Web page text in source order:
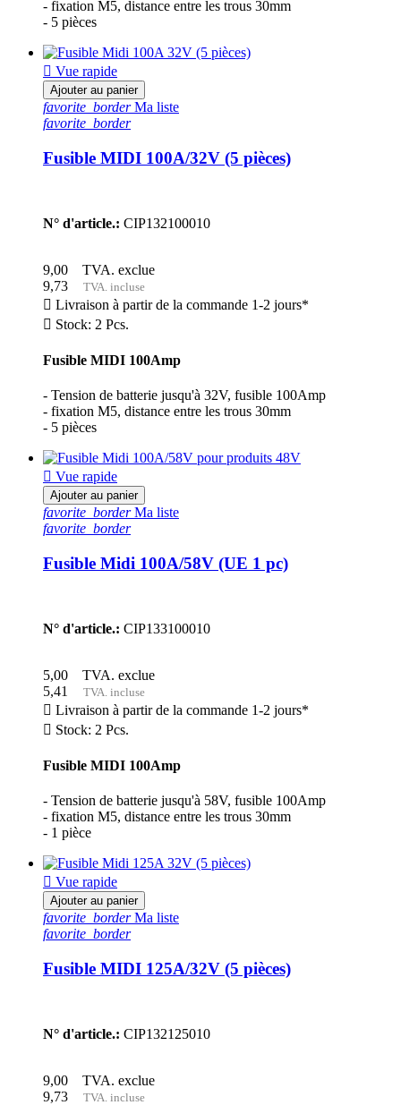
- fixation M5, distance entre les trous 30mm
- 5 pièces
 Vue rapide
Ajouter au panier
favorite_borderMa liste
favorite_border
Fusible MIDI 100A/32V (5 pièces)
N° d'article.: CIP132100010
9,00
TVA. exclue
9,73
TVA. incluse
 Livraison à partir de la commande 1-2 jours*
 Stock: 2 Pcs.
Fusible MIDI 100Amp
- Tension de batterie jusqu'à 32V, fusible 100Amp
- fixation M5, distance entre les trous 30mm
- 5 pièces
 Vue rapide
Ajouter au panier
favorite_borderMa liste
favorite_border
Fusible Midi 100A/58V (UE 1 pc)
N° d'article.: CIP133100010
5,00
TVA. exclue
5,41
TVA. incluse
 Livraison à partir de la commande 1-2 jours*
 Stock: 2 Pcs.
Fusible MIDI 100Amp
- Tension de batterie jusqu'à 58V, fusible 100Amp
- fixation M5, distance entre les trous 30mm
- 1 pièce
 Vue rapide
Ajouter au panier
favorite_borderMa liste
favorite_border
Fusible MIDI 125A/32V (5 pièces)
N° d'article.: CIP132125010
9,00
TVA. exclue
9,73
TVA. incluse